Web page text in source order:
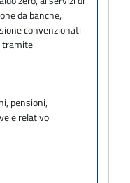
da banche,
convenzionati
tramite
pensioni,
e relativo